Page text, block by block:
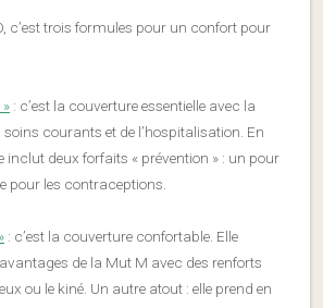
c’est trois formules pour un confort pour
: c’est la couverture essentielle avec la
courants et de l’hospitalisation. En
inclut deux forfaits « prévention » : un pour
pour les contraceptions.
: c’est la couverture confortable. Elle
de la Mut M avec des renforts
ou le kiné. Un autre atout : elle prend en